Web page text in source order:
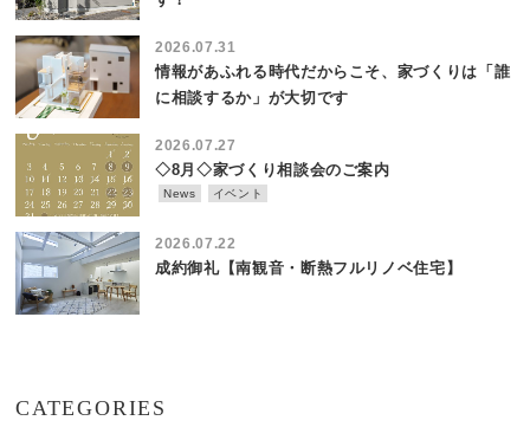
2026.07.31
情報があふれる時代だからこそ、家づくりは「誰
に相談するか」が大切です
2026.07.27
◇8月◇家づくり相談会のご案内
News イベント
2026.07.22
成約御礼【南観音・断熱フルリノベ住宅】
CATEGORIES